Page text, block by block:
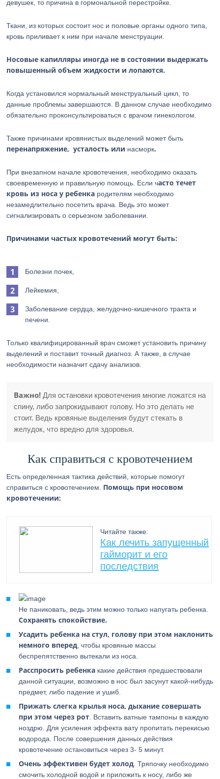
девушек, то причина в гормональной перестройке.
Ткани, из которых состоит нос и половые органы одного типа,
кровь приливает к ним при начале менструации.
Носовые капилляры иногда не в состоянии выдержать
повышенный объем жидкости и лопаются.
Когда установился нормальный менструальный цикл, то
данные проблемы завершаются. В данном случае необходимо
обязательно проконсультироваться с врачом гинекологом.
Также причинами кровянистых выделений может быть
перенапряжение, усталость или насморк.
При внезапном начале кровотечения, необходимо оказать
своевременную и правильную помощь. Если часто течет
кровь из носа у ребенка родителям необходимо
незамедлительно посетить врача. Ведь это может
сигнализировать о серьезном заболевании.
Причинами частых кровотечений могут быть:
Болезни почек,
Лейкемия,
Заболевание сердца, желудочно-кишечного тракта и
печени.
Только квалифицированный врач сможет установить причину
выделений и поставит точный диагноз. А также, в случае
необходимости назначит сдачу анализов.
Важно! Для остановки кровотечения многие ложатся на
спину, либо запрокидывают голову. Но это делать не
стоит. Ведь кровяные выделения будут стекать в
желудок, что вредно для здоровья.
Как справиться с кровотечением
Есть определенная тактика действий, которые помогут
справиться с кровотечением. Помощь при носовом
кровотечении:
Читайте также:
Как лечить запущенный
гайморит и его
последствия
Не паниковать, ведь этим можно только напугать ребенка.
Сохранять спокойствие.
Усадить ребенка на стул, голову при этом наклонить
немного вперед , чтобы кровяные массы
беспрепятственно вытекали из носа.
Расспросить ребенка какие действия предшествовали
данной ситуации, возможно в нос был засунут какой-нибудь
предмет, либо падение и ушиб.
Прижать слегка крылья носа, дыхание совершать
при этом через рот . Вставить ватные тампоны в каждую
ноздрю. Для усиления эффекта вату пропитать перекисью
водорода. После совершения данных действия
кровотечение остановиться через 3- 5 минут.
Очень эффективен будет холод . Тряпочку необходимо
смочить холодной водой и приложить к носу, либо же